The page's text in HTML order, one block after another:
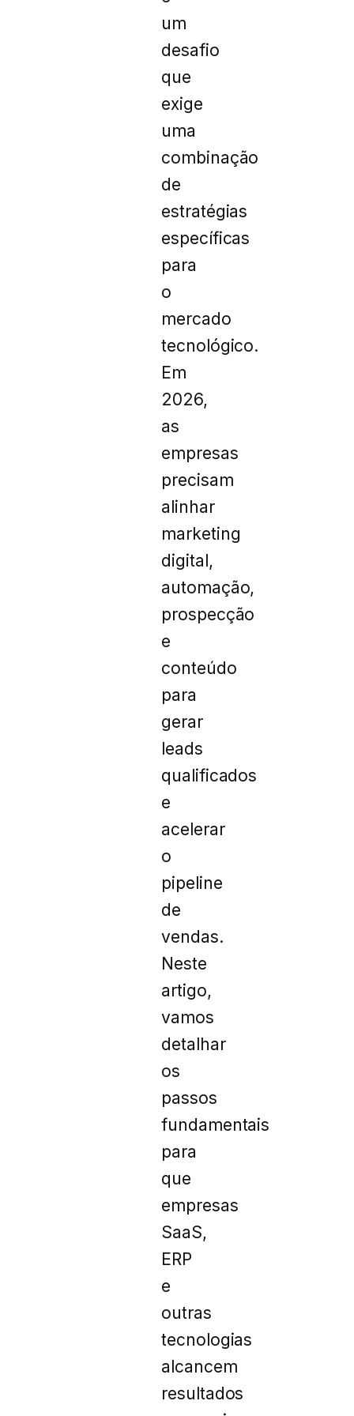
um
desafio
que
exige
uma
combinação
de
estratégias
específicas
para
o
mercado
tecnológico.
Em
2026,
as
empresas
precisam
alinhar
marketing
digital,
automação,
prospecção
e
conteúdo
para
gerar
leads
qualificados
e
acelerar
o
pipeline
de
vendas.
Neste
artigo,
vamos
detalhar
os
passos
fundamentais
para
que
empresas
SaaS,
ERP
e
outras
tecnologias
alcancem
resultados